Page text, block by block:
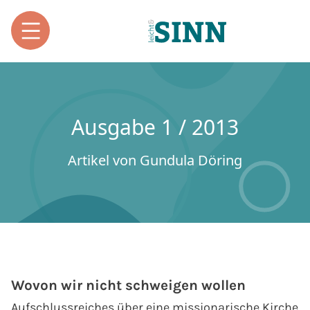
Ausgabe 1 / 2013
Artikel von Gundula Döring
Wovon wir nicht schweigen wollen